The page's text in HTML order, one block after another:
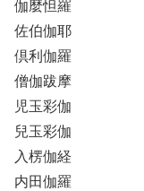
伽麼怛羅
佐伯伽耶
倶利伽羅
僧伽跋摩
児玉彩伽
兒玉彩伽
入楞伽経
内田伽羅